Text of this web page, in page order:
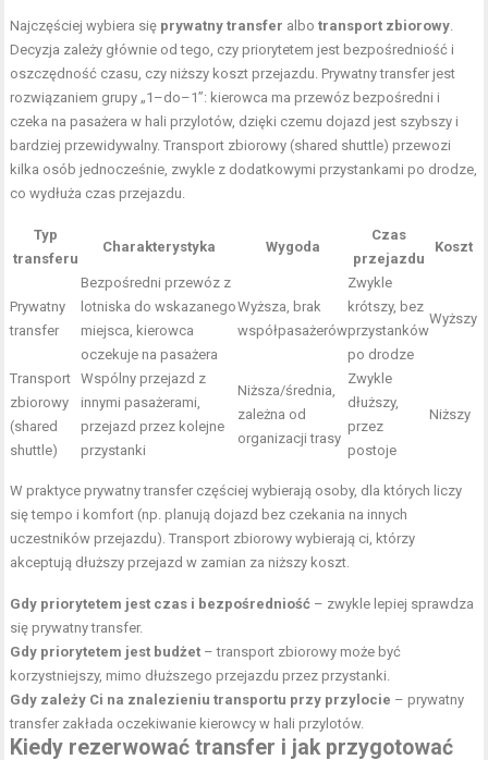
Najczęściej wybiera się prywatny transfer albotransport zbiorowy.
Decyzja zależy głównie od tego, czy priorytetem jest bezpośredniość i
oszczędność czasu, czy niższy koszt przejazdu. Prywatny transfer jest
rozwiązaniem grupy „1–do–1”: kierowca ma przewóz bezpośredni i
czeka na pasażera w hali przylotów, dzięki czemu dojazd jest szybszy i
bardziej przewidywalny. Transport zbiorowy (shared shuttle) przewozi
kilka osób jednocześnie, zwykle z dodatkowymi przystankami po drodze,
co wydłuża czas przejazdu.
Typ
transferu
Charakterystyka Wygoda
Czas
przejazdu
Koszt
Prywatny
transfer
Bezpośredni przewóz z
lotniska do wskazanego
miejsca, kierowca
oczekuje na pasażera
Wyższa, brak
współpasażerów
Zwykle
krótszy, bez
przystanków
po drodze
Wyższy
Transport
zbiorowy
(shared
shuttle)
Wspólny przejazd z
innymi pasażerami,
przejazd przez kolejne
przystanki
Niższa/średnia,
zależna od
organizacji trasy
Zwykle
dłuższy,
przez
postoje
Niższy
W praktyce prywatny transfer częściej wybierają osoby, dla których liczy
się tempo i komfort (np. planują dojazd bez czekania na innych
uczestników przejazdu). Transport zbiorowy wybierają ci, którzy
akceptują dłuższy przejazd w zamian za niższy koszt.
Gdy priorytetem jest czas i bezpośredniość – zwykle lepiej sprawdza
się prywatny transfer.
Gdy priorytetem jest budżet – transport zbiorowy może być
korzystniejszy, mimo dłuższego przejazdu przez przystanki.
Gdy zależy Ci na znalezieniu transportu przy przylocie – prywatny
transfer zakłada oczekiwanie kierowcy w hali przylotów.
Kiedy rezerwować transfer i jak przygotować